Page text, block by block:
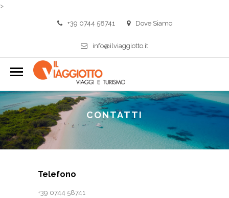
>
+39 0744 58741 Dove Siamo
info@ilviaggiotto.it
CONTATTI
Telefono
+39 0744 58741